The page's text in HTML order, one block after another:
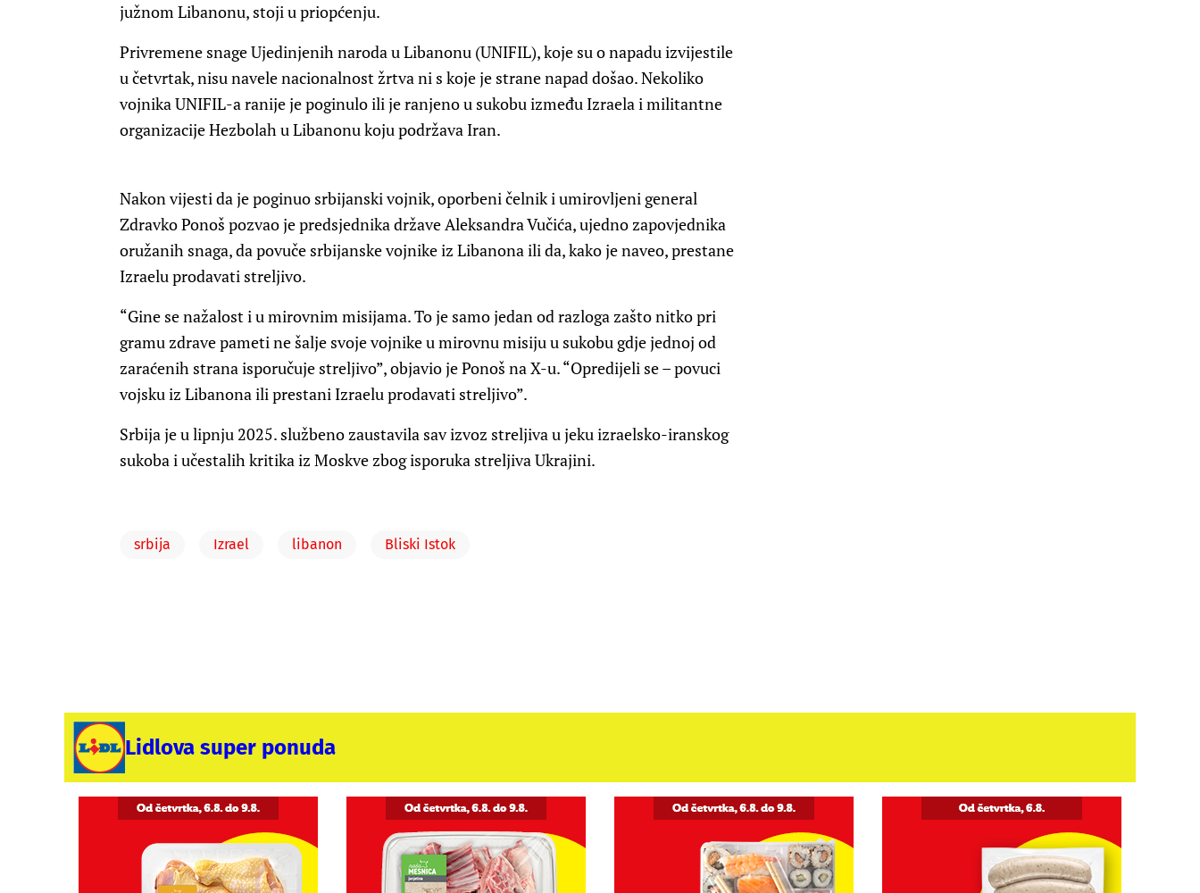
južnom Libanonu, stoji u priopćenju.
Privremene snage Ujedinjenih naroda u Libanonu (UNIFIL), koje su o napadu izvijestile
u četvrtak, nisu navele nacionalnost žrtva ni s koje je strane napad došao. Nekoliko
vojnika UNIFIL-a ranije je poginulo ili je ranjeno u sukobu između Izraela i militantne
organizacije Hezbolah u Libanonu koju podržava Iran.
Nakon vijesti da je poginuo srbijanski vojnik, oporbeni čelnik i umirovljeni general
Zdravko Ponoš pozvao je predsjednika države Aleksandra Vučića, ujedno zapovjednika
oružanih snaga, da povuče srbijanske vojnike iz Libanona ili da, kako je naveo, prestane
Izraelu prodavati streljivo.
“Gine se nažalost i u mirovnim misijama. To je samo jedan od razloga zašto nitko pri
gramu zdrave pameti ne šalje svoje vojnike u mirovnu misiju u sukobu gdje jednoj od
zaraćenih strana isporučuje streljivo”, objavio je Ponoš na X-u. “Opredijeli se – povuci
vojsku iz Libanona ili prestani Izraelu prodavati streljivo”.
Srbija je u lipnju 2025. službeno zaustavila sav izvoz streljiva u jeku izraelsko-iranskog
sukoba i učestalih kritika iz Moskve zbog isporuka streljiva Ukrajini.
srbija Izrael libanon Bliski Istok
Lidlova super ponuda